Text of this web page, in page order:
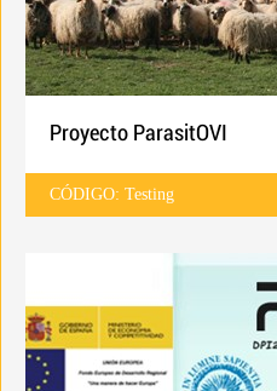
Proyecto ParasitOVI
CÓDIGO: Testing